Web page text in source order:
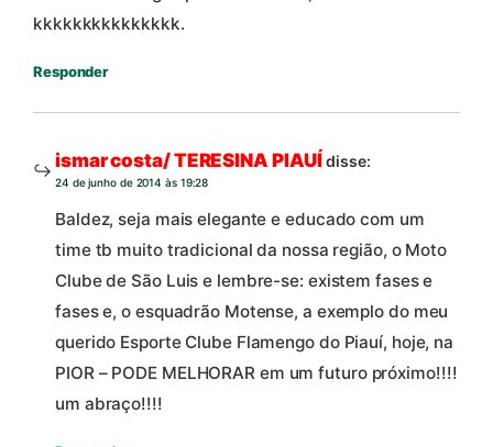
kkkkkkkkkkkkkkk.
Responder
ismar costa/ TERESINA PIAUÍdisse:
24 de junho de 2014 às 19:28
Baldez, seja mais elegante e educado com um
time tb muito tradicional da nossa região, o Moto
Clube de São Luis e lembre-se: existem fases e
fases e, o esquadrão Motense, a exemplo do meu
querido Esporte Clube Flamengo do Piauí, hoje, na
PIOR – PODE MELHORAR em um futuro próximo!!!!
um abraço!!!!